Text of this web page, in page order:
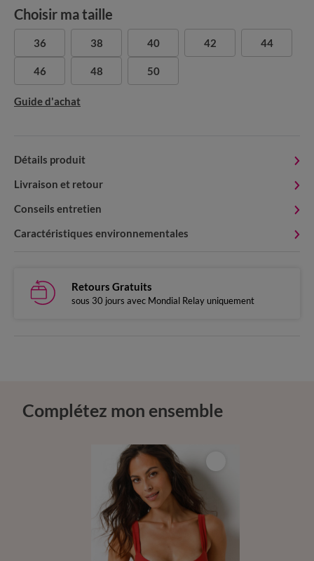
Choisir ma taille
36 38 40 42 44
46 48 50
Guide d'achat
Détails produit
Livraison et retour
Conseils entretien
Caractéristiques environnementales
Retours Gratuits
sous 30 jours avec Mondial Relay uniquement
Complétez mon ensemble